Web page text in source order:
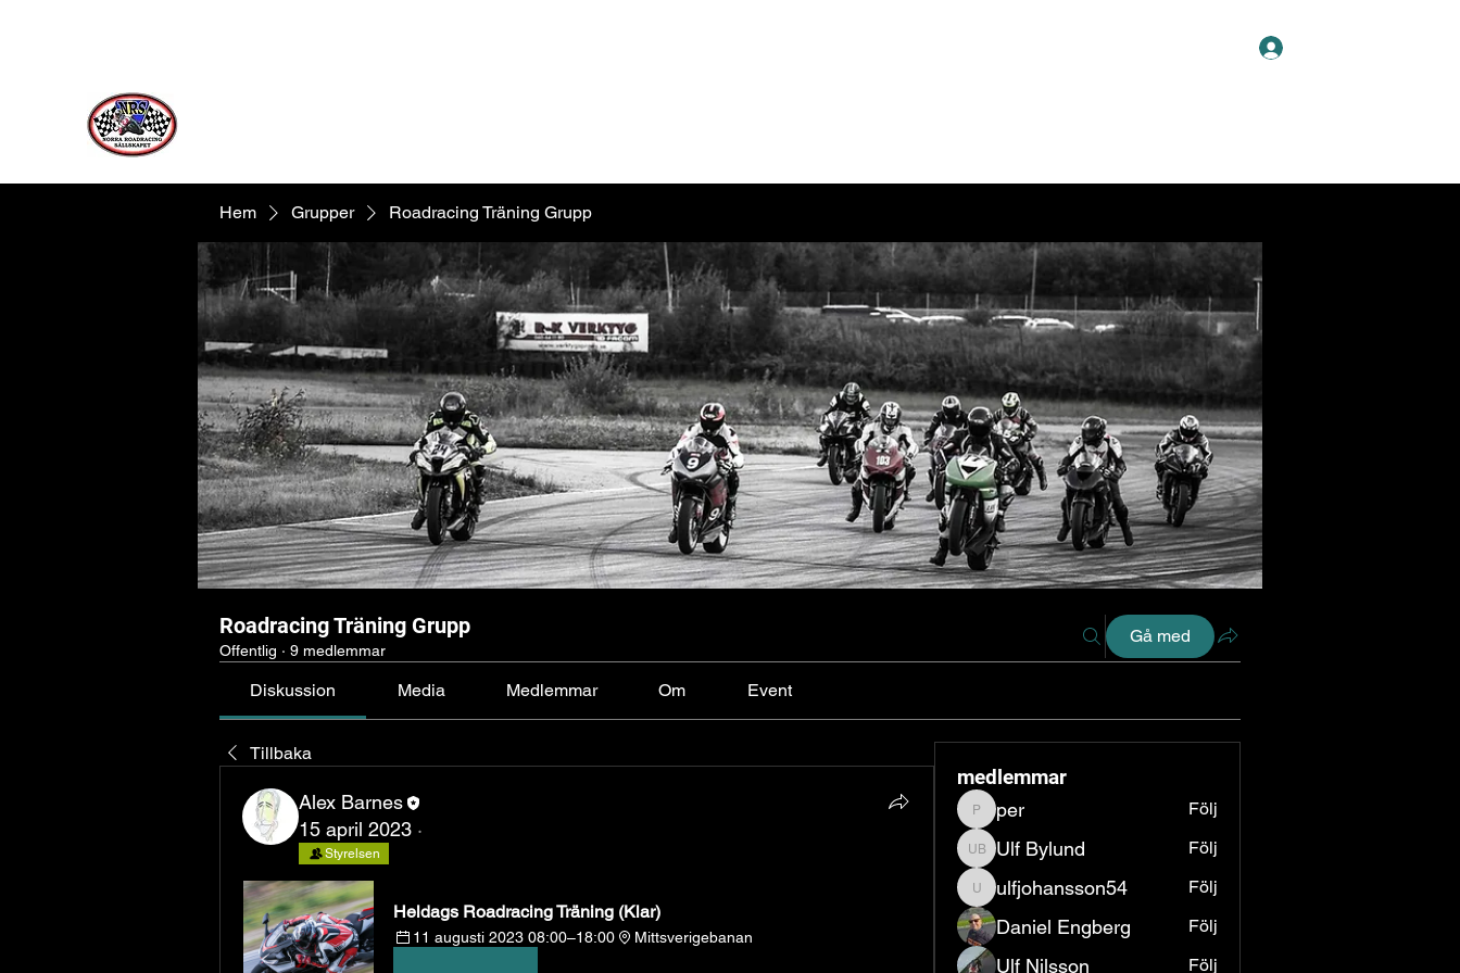
Hem Grupper Roadracing Träning Grupp
Roadracing Träning Grupp
Offentlig · 9 medlemmar
Gå med
Diskussion Media Medlemmar Om Event
Tillbaka
Alex Barnes
15 april 2023 ·
Styrelsen
Heldags Roadracing Träning (Klar)
11 augusti 2023 08:00–18:00
Mittsverigebanan
medlemmar
perper Följ
Ulf Bylund
Ulf Bylund Följ
ulfjohansson54
ulfjohansson54 Följ
Daniel Engberg Följ
Ulf Nilsson Följ